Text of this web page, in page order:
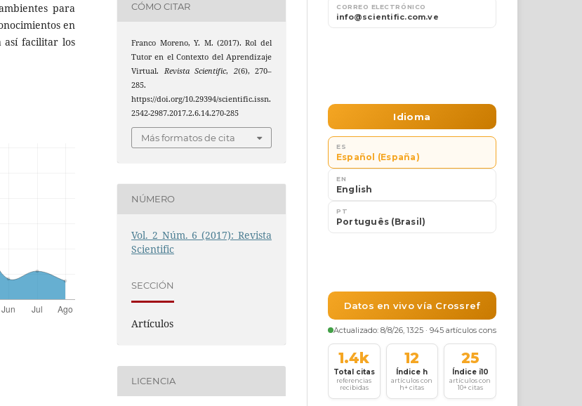
para
en
así facilitar los
CÓMO CITAR
Franco Moreno, Y. M. (2017). Rol del
Tutor en el Contexto del Aprendizaje
Virtual. Revista Scientific, 2(6), 270–
285.
https://doi.org/10.29394/scientific.issn.
2542-2987.2017.2.6.14.270-285
Más formatos de cita
NÚMERO
Vol. 2 Núm. 6 (2017): Revista
Scientific
SECCIÓN
Artículos
LICENCIA